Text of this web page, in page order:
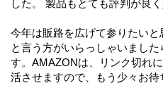
した。 製品もとても評判が良く
今年は販路を広げて参りたい
と言う方がいらっしゃいまし
す。AMAZONは、リンク切れ
活させますので、もう少々お待